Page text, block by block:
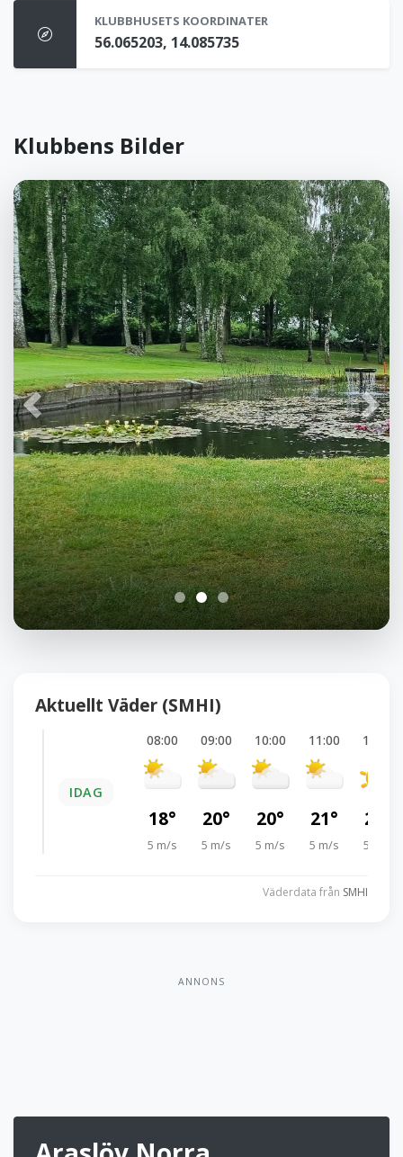
KLUBBHUSETS KOORDINATER
56.065203, 14.085735
Klubbens Bilder
Föregående
Aktuellt Väder (SMHI)
IDAG
08:00
18°
5 m/s
09:00
20°
5 m/s
10:00
20°
5 m/s
11:00
21°
5 m/s
12:00
21°
5 m/s
Väderdata från SMHI
ANNONS